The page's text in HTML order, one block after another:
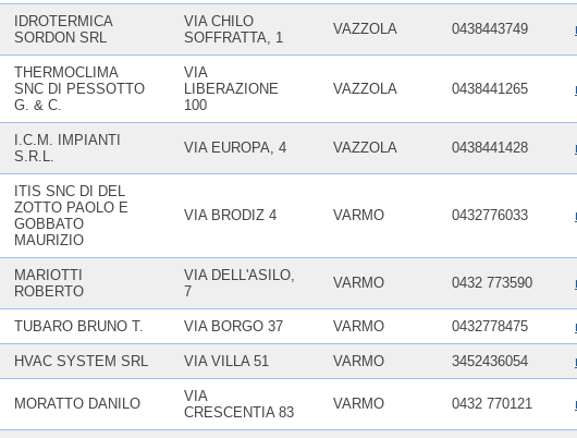
IDROTERMICA
SORDON SRL
VIA CHILO
SOFFRATTA, 1
VAZZOLA 0438443749
THERMOCLIMA
SNC DI PESSOTTO
G. & C.
VIA
LIBERAZIONE
100
VAZZOLA 0438441265
I.C.M. IMPIANTI
S.R.L.
VIA EUROPA, 4 VAZZOLA 0438441428
ITIS SNC DI DEL
ZOTTO PAOLO E
GOBBATO
MAURIZIO
VIA BRODIZ 4 VARMO 0432776033
MARIOTTI
ROBERTO
VIA DELL'ASILO,
7
VARMO 0432 773590
TUBARO BRUNO T. VIA BORGO 37 VARMO 0432778475
HVAC SYSTEM SRL VIA VILLA 51 VARMO 3452436054
MORATTO DANILO
VIA
CRESCENTIA 83
VARMO 0432 770121